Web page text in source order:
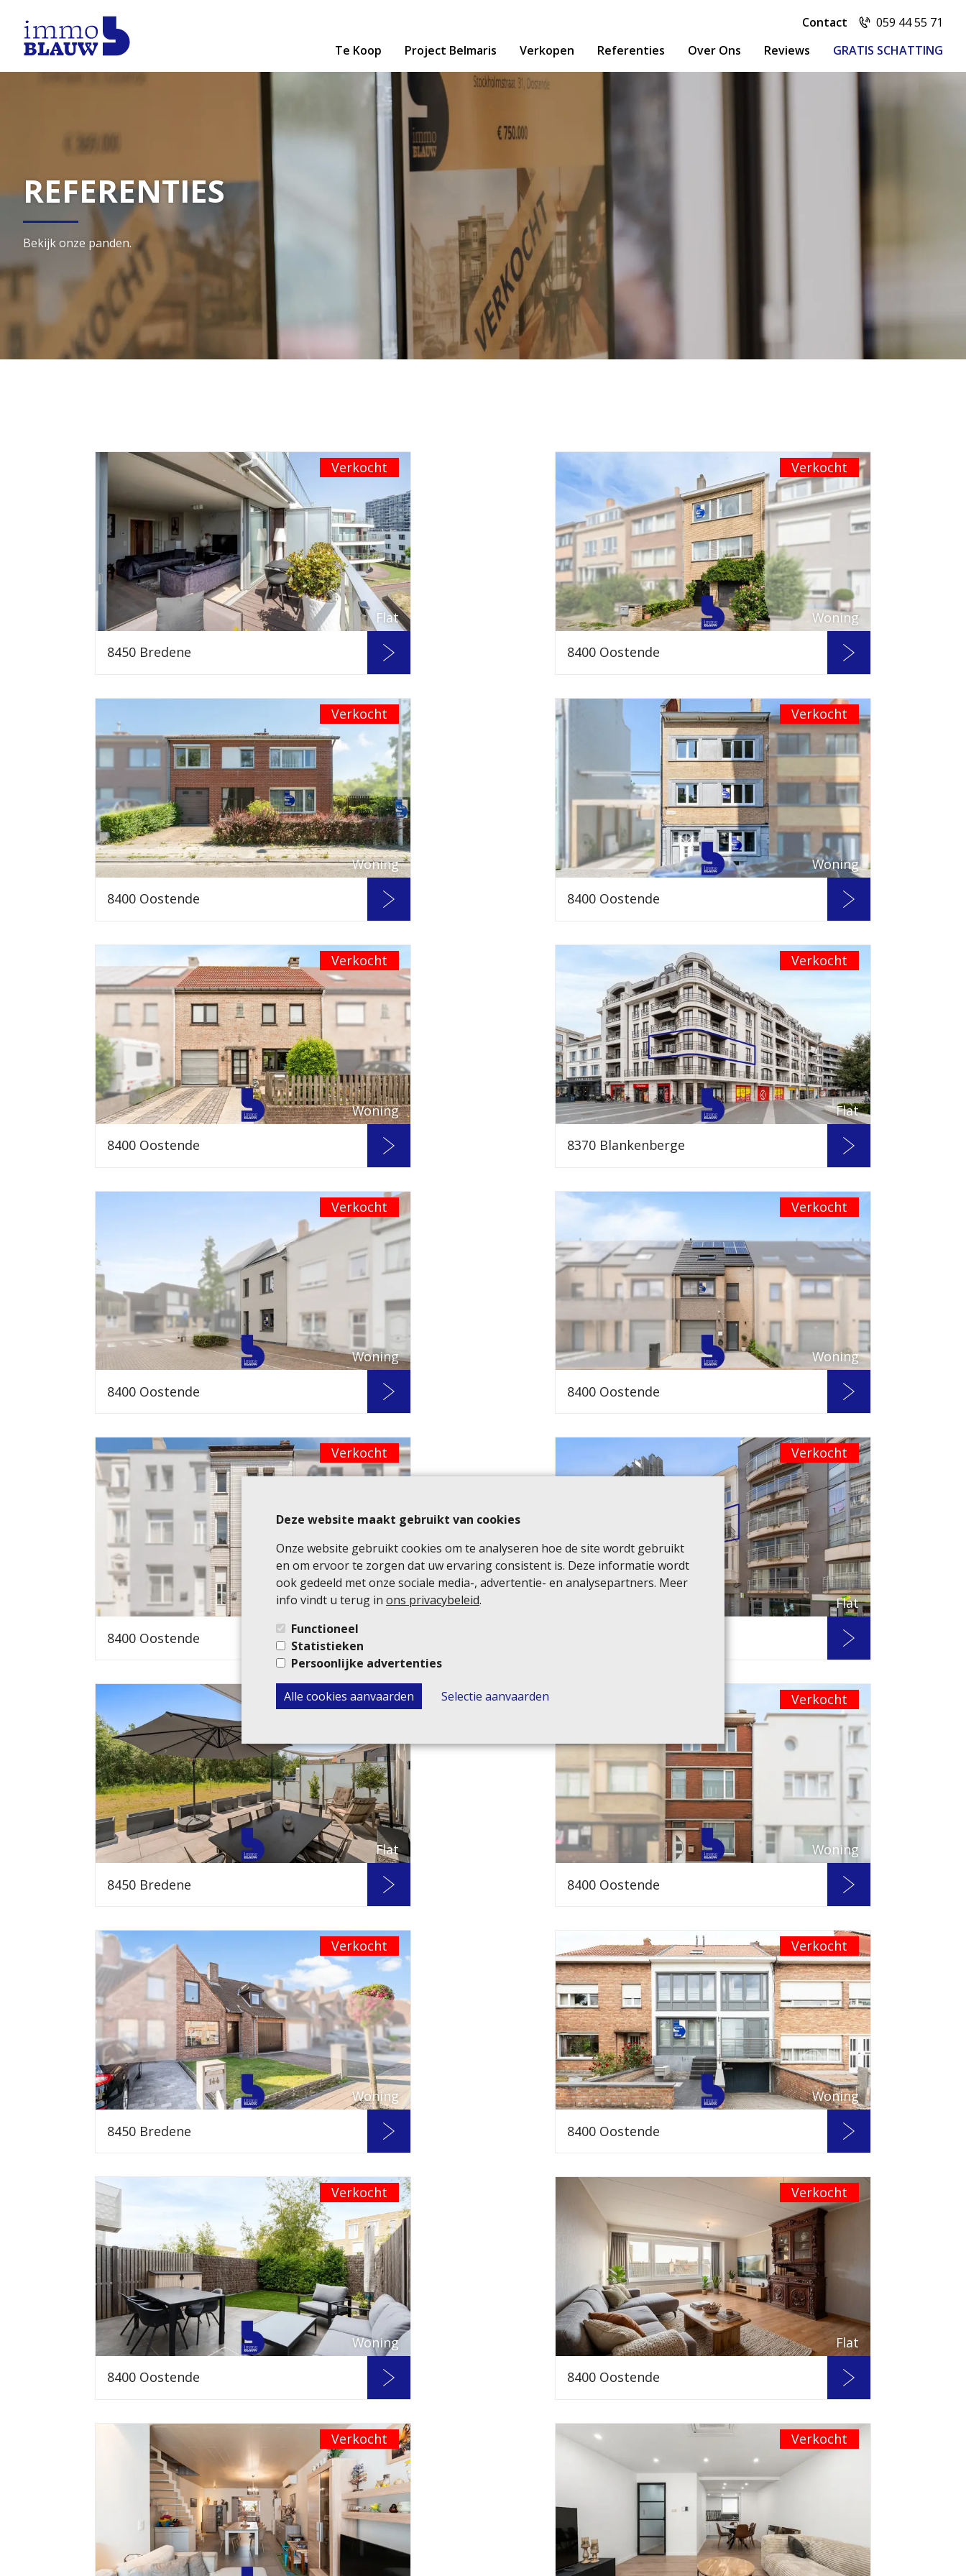
Contact
059 44 55 71
Te Koop
Project Belmaris Verkopen Referenties Over Ons Reviews GRATIS SCHATTING
REFERENTIES
Bekijk onze panden.
Verkocht
Flat
8450 Bredene
Verkocht
Woning
8400 Oostende
Verkocht
Woning
8400 Oostende
Verkocht
Woning
8400 Oostende
Verkocht
Woning
8400 Oostende
Verkocht
Flat
8370 Blankenberge
Verkocht
Woning
8400 Oostende
Verkocht
Woning
8400 Oostende
Verkocht
Woning
8400 Oostende
Verkocht
Flat
Verkocht
Flat
8450 Bredene
Verkocht
Woning
8400 Oostende
Verkocht
Woning
8450 Bredene
Verkocht
Woning
8400 Oostende
Verkocht
Woning
8400 Oostende
Verkocht
Flat
8400 Oostende
Verkocht Verkocht
Deze website maakt gebruikt van cookies
Onze website gebruikt cookies om te analyseren hoe de site wordt gebruikt
en om ervoor te zorgen dat uw ervaring consistent is. Deze informatie wordt
ook gedeeld met onze sociale media-, advertentie- en analysepartners. Meer
info vindt u terug in ons privacybeleid.
Functioneel
Statistieken
Persoonlijke advertenties
Alle cookies aanvaarden Selectie aanvaarden